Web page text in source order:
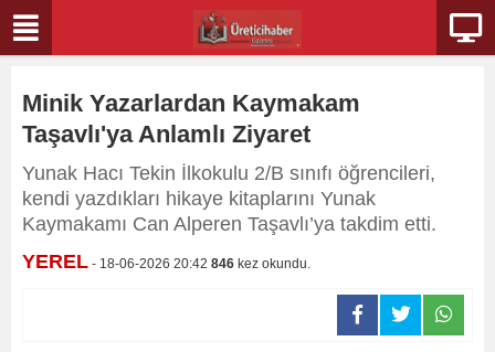
Minik Yazarlardan Kaymakam
Taşavlı'ya Anlamlı Ziyaret
Yunak Hacı Tekin İlkokulu 2/B sınıfı öğrencileri,
kendi yazdıkları hikaye kitaplarını Yunak
Kaymakamı Can Alperen Taşavlı’ya takdim etti.
YEREL - 18-06-2026 20:42 846 kez okundu.